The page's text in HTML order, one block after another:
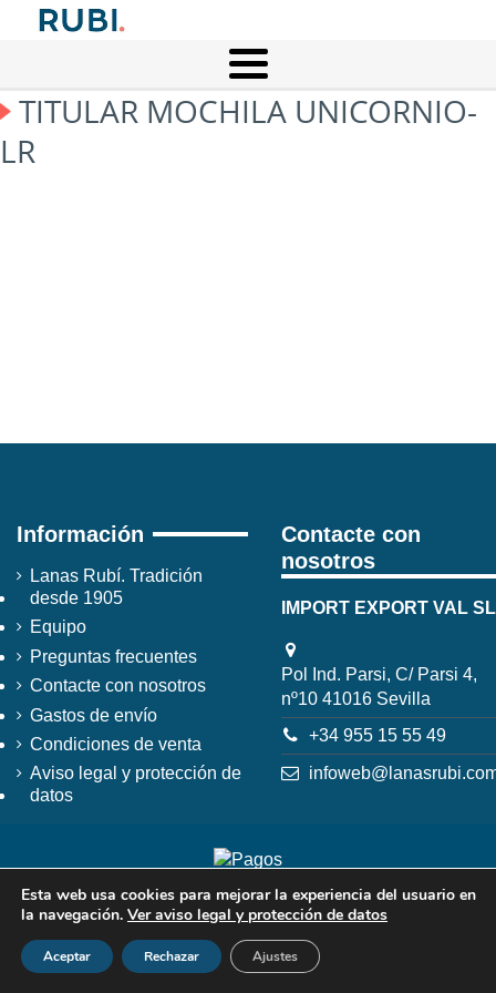
TITULAR MOCHILA UNICORNIO-
LR
Información
Lanas Rubí. Tradición
desde 1905
Equipo
Preguntas frecuentes
Contacte con nosotros
Gastos de envío
Condiciones de venta
Aviso legal y protección de
datos
Contacte con
nosotros
IMPORT EXPORT VAL SL
Pol Ind. Parsi, C/ Parsi 4,
nº10 41016 Sevilla
+34 955 15 55 49
Esta web usa cookies para mejorar la experiencia del usuario en
la navegación. Ver aviso legal y protección de datos
Aceptar Rechazar Ajustes